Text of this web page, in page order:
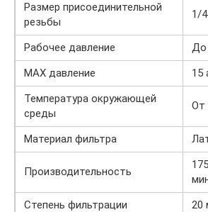
Размер присоединительной
резьбы
1/
Рабочее давление
До
MAX давление
15
Температура окружающей
среды
От
Материал фильтра
Производительность
Степень фильтрации
20